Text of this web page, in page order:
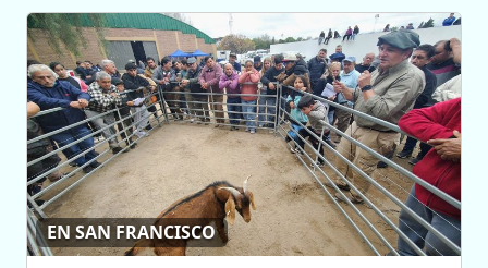
EN SAN FRANCISCO